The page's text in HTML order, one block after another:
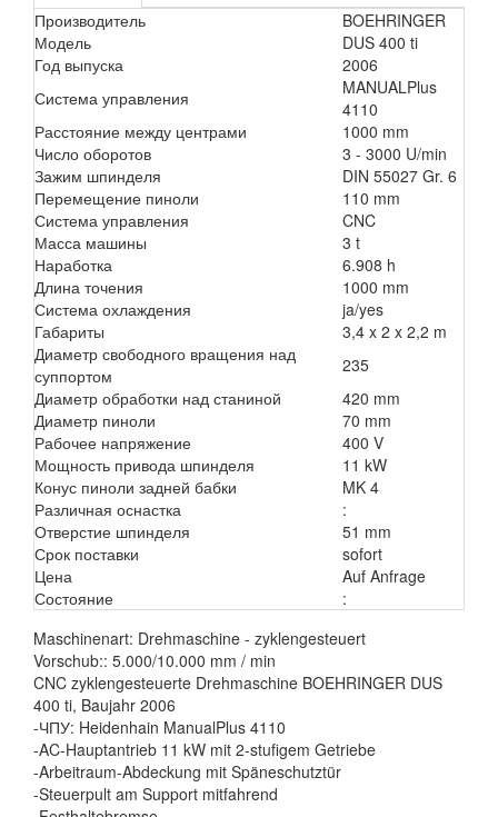
Производитель
BOEHRINGER
Модель
DUS 400 ti
Год выпуска
2006
Система управления
MANUALPlus
4110
Расстояние между центрами
1000 mm
Число оборотов
3 - 3000 U/min
Зажим шпинделя
DIN 55027 Gr. 6
Перемещение пиноли
110 mm
Система управления
CNC
Масса машины
3 t
Наработка
6.908 h
Длина точения
1000 mm
Система охлаждения
ja/yes
Габариты
3,4 x 2 x 2,2 m
Диаметр свободного вращения над
суппортом
235
Диаметр обработки над станиной
420 mm
Диаметр пиноли
70 mm
Рабочее напряжение
400 V
Мощность привода шпинделя
11 kW
Конус пиноли задней бабки
MK 4
Различная оснастка
:
Отверстие шпинделя
51 mm
Срок поставки
sofort
Цена
Auf Anfrage
Состояние
:
Maschinenart: Drehmaschine - zyklengesteuert
Vorschub:: 5.000/10.000 mm / min
CNC zyklengesteuerte Drehmaschine BOEHRINGER DUS
400 ti, Baujahr 2006
-ЧПУ: Heidenhain ManualPlus 4110
-AC-Hauptantrieb 11 kW mit 2-stufigem Getriebe
-Arbeitraum-Abdeckung mit Späneschutztür
-Steuerpult am Support mitfahrend